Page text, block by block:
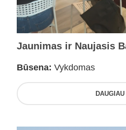
Jaunimas ir Naujasis
Būsena: Vykdomas
DAUGIAU